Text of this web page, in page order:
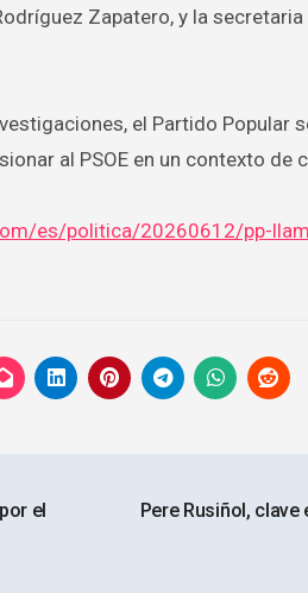
Zapatero, y la
el Partido Popular
al PSOE en un contexto
es/politica/20260612/pp-
el
Pere Rusiñol,